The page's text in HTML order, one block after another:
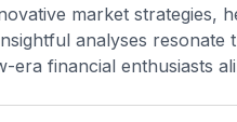
market strategies,
analyses
era financial enthusiasts